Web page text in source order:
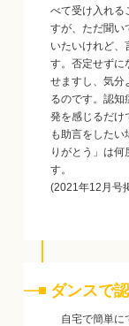
べて受け入れる
すが、ただ聞い
いたいけれど、
す。否定せずに
せますし、気分
るのです。認知
発を感じるだけ
も助言をした
りがとう」は
す。
(2021年12月号
ダンスで
自宅で簡単に